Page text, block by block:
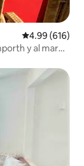
Calificación
4.99 (616)
y al mar